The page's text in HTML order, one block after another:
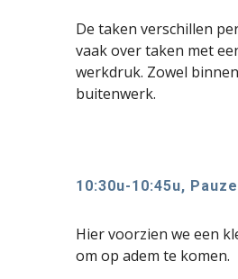
De taken verschillen
vaak over taken met
werkdruk. Zowel
buitenwerk.
10:30u-10:45u, Pauze
Hier voorzien we een
om op adem te komen.